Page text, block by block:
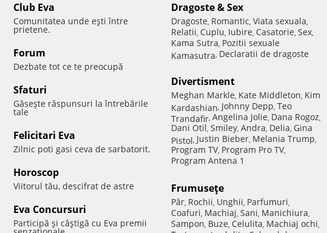
Club Eva
Comunitatea unde eşti între
prietene.
Forum
Dezbate tot ce te preocupă
Sfaturi
Găseşte răspunsuri la întrebările
tale
Felicitari Eva
Zilnic poti gasi ceva de sarbatorit.
Horoscop
Viitorul tău, descifrat de astre
Eva Concursuri
Participă şi câştigă cu Eva premii
Dragoste & Sex
Dragoste, Romantic, Viata sexuala,
Relatii, Cuplu, Iubire, Casatorie, Sex,
Kama Sutra, Pozitii sexuale
Kamasutra, Declaratii de dragoste
Divertisment
Meghan Markle, Kate Middleton, Kim
Kardashian, Johnny Depp, Teo
Trandafir, Angelina Jolie, Dana Rogoz,
Dani Otil, Smiley, Andra, Delia, Gina
Pistol, Justin Bieber, Melania Trump,
Program TV, Program Pro TV,
Program Antena 1
Frumuseţe
Păr, Rochii, Unghii, Parfumuri,
Coafuri, Machiaj, Sani, Manichiura,
Sampon, Buze, Celulita, Machiaj ochi,